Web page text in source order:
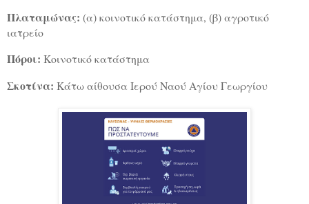
Πλαταμώνας: (α) κοινοτικό κατάστημα, (β) αγροτικό
ιατρείο
Πόροι: Κοινοτικό κατάστημα
Σκοτίνα: Κάτω αίθουσα Ιερού Ναού Αγίου Γεωργίου